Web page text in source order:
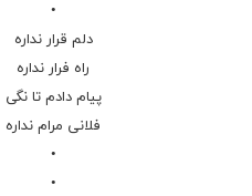
•
دلم قرار نداره
راه فرار نداره
پیام دادم تا نگی
فلانی مرام نداره
•
•